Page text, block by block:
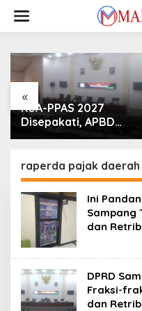
konten
«
KUA-PPAS 2027
Disepakati, APBD
Sampang Defisit Rp
raperda pajak
Ini
Sampang
dan
DPRD
Fraksi-
dan